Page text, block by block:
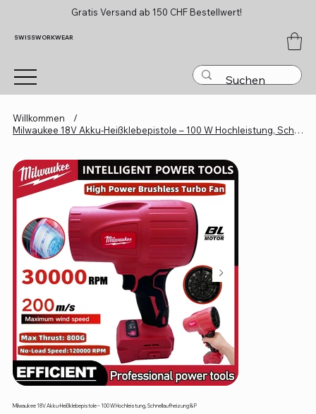
Gratis Versand ab 150 CHF Bestellwert!
SWISSWORKWEAR
Willkommen
/
Milwaukee 18V Akku-Heißklebepistole – 100 W Hochleistung, Schnellaufheizung & P
Milwaukee 18V Akku-Heißklebepistole – 100 W Hochleistung, Schnellaufheizung & P